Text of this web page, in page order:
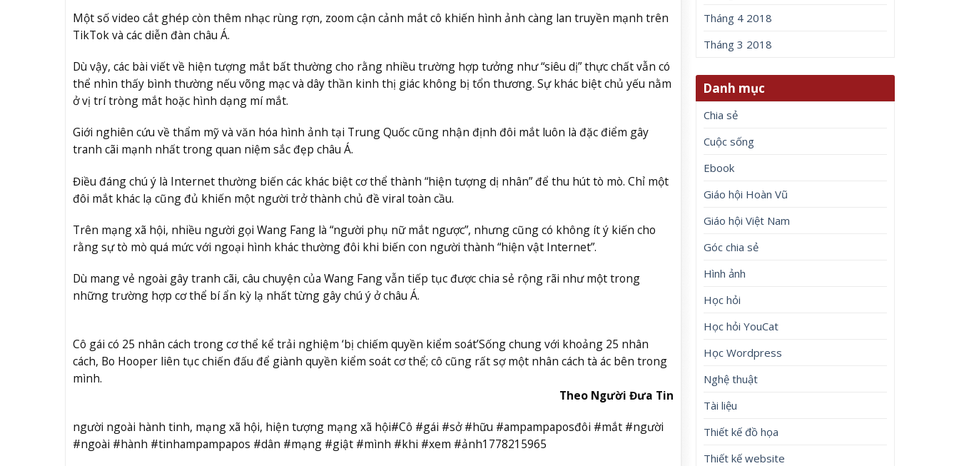
Một số video cắt ghép còn thêm nhạc rùng rợn, zoom cận cảnh mắt cô khiến hình ảnh càng lan truyền mạnh trên
TikTok và các diễn đàn châu Á.
Dù vậy, các bài viết về hiện tượng mắt bất thường cho rằng nhiều trường hợp tưởng như “siêu dị” thực chất vẫn có
thể nhìn thấy bình thường nếu võng mạc và dây thần kinh thị giác không bị tổn thương. Sự khác biệt chủ yếu nằm
ở vị trí tròng mắt hoặc hình dạng mí mắt.
Giới nghiên cứu về thẩm mỹ và văn hóa hình ảnh tại Trung Quốc cũng nhận định đôi mắt luôn là đặc điểm gây
tranh cãi mạnh nhất trong quan niệm sắc đẹp châu Á.
Điều đáng chú ý là Internet thường biến các khác biệt cơ thể thành “hiện tượng dị nhân” để thu hút tò mò. Chỉ một
đôi mắt khác lạ cũng đủ khiến một người trở thành chủ đề viral toàn cầu.
Trên mạng xã hội, nhiều người gọi Wang Fang là “người phụ nữ mắt ngược”, nhưng cũng có không ít ý kiến cho
rằng sự tò mò quá mức với ngoại hình khác thường đôi khi biến con người thành “hiện vật Internet”.
Dù mang vẻ ngoài gây tranh cãi, câu chuyện của Wang Fang vẫn tiếp tục được chia sẻ rộng rãi như một trong
những trường hợp cơ thể bí ẩn kỳ lạ nhất từng gây chú ý ở châu Á.
Cô gái có 25 nhân cách trong cơ thể kể trải nghiệm ‘bị chiếm quyền kiểm soát’Sống chung với khoảng 25 nhân
cách, Bo Hooper liên tục chiến đấu để giành quyền kiểm soát cơ thể; cô cũng rất sợ một nhân cách tà ác bên trong
mình.
Theo Người Đưa Tin
người ngoài hành tinh, mạng xã hội, hiện tượng mạng xã hội#Cô #gái #sở #hữu #ampampaposđôi #mắt #người
#ngoài #hành #tinhampampapos #dân #mạng #giật #mình #khi #xem #ảnh1778215965
Tháng 4 2018
Tháng 3 2018
Danh mục
Chia sẻ
Cuộc sống
Ebook
Giáo hội Hoàn Vũ
Giáo hội Việt Nam
Góc chia sẻ
Hình ảnh
Học hỏi
Học hỏi YouCat
Học Wordpress
Nghệ thuật
Tài liệu
Thiết kế đồ họa
Thiết kế website